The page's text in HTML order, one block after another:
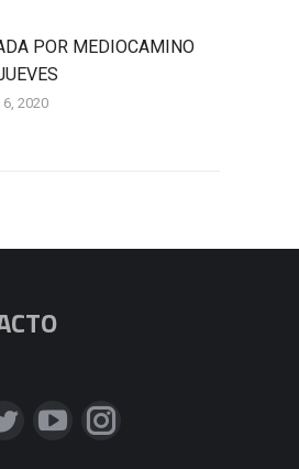
POR MEDIOCAMINO
2020
en:
Twitter
YouTubeInstagram